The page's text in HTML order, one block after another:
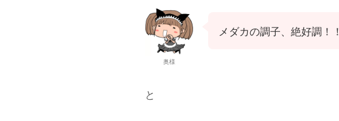
奥様
メダカの調子、絶好調！！
と